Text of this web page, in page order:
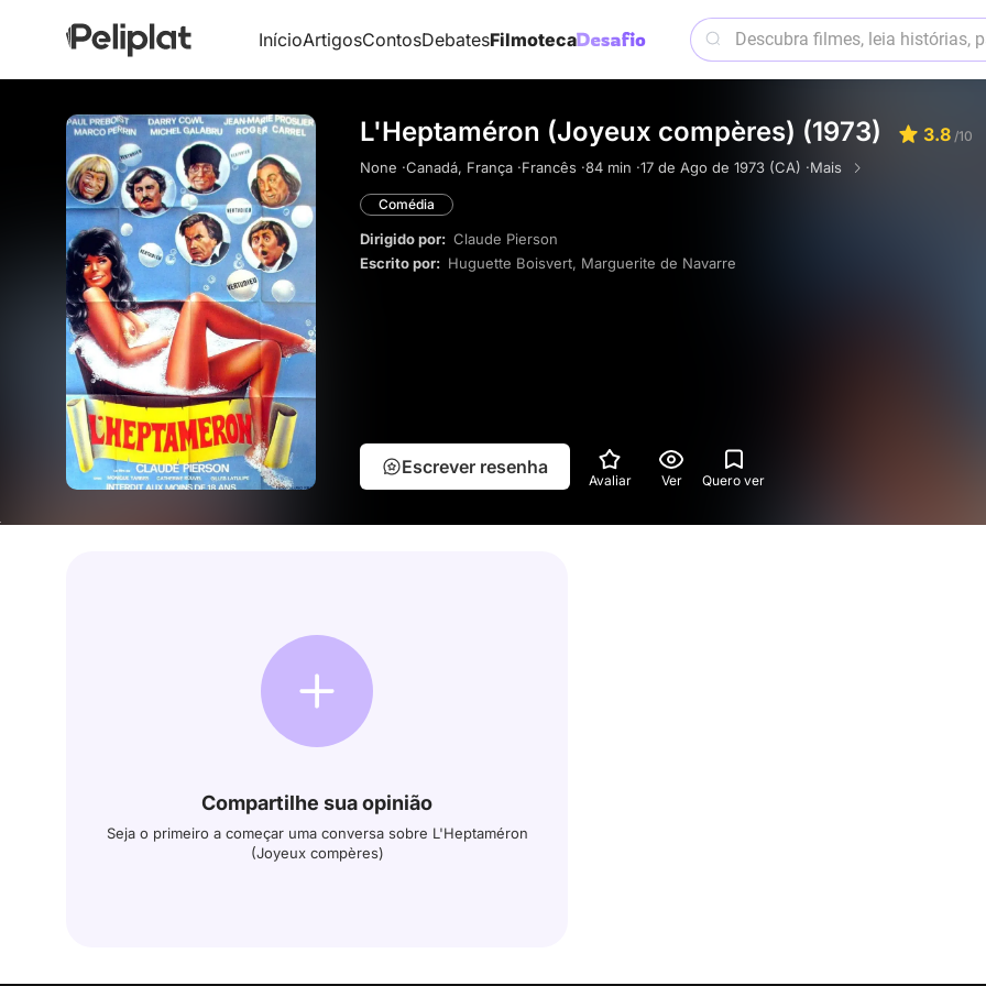
InícioArtigosContosDebatesFilmoteca
L'Heptaméron (Joyeux compères) (1973) 3.8 /10
None ·Canadá, França ·Francês ·84 min ·17 de Ago de 1973 (CA) ·Mais
Comédia
Dirigido por: Claude Pierson
Escrito por: Huguette Boisvert, Marguerite de Navarre
Escrever resenha
Avaliar Ver Quero ver
Compartilhe sua opinião
Seja o primeiro a começar uma conversa sobre L'Heptaméron
(Joyeux compères)